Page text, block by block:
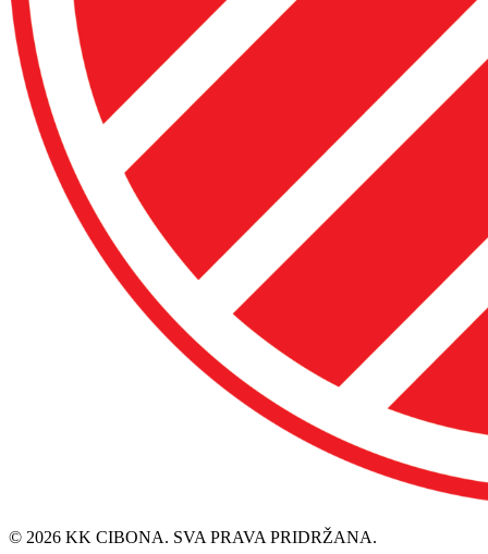
© 2026 KK CIBONA. SVA PRAVA PRIDRŽANA.